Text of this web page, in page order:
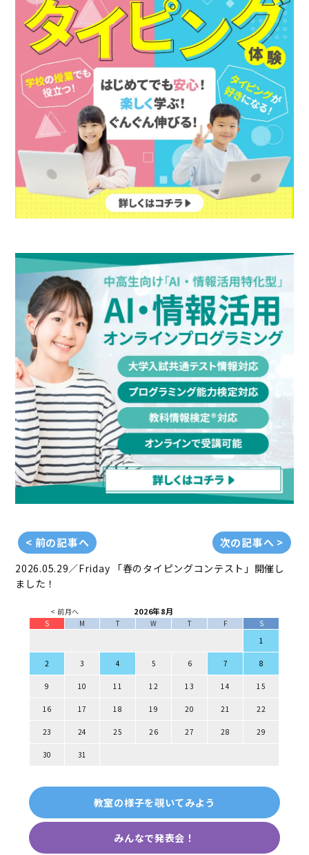
< 前の記事へ 次の記事へ >
2026.05.29／Friday
「春のタイピングコンテスト」開催し
ました！
< 前月へ 2026年8月
S M T W T F
S
1
2 3 4 5 6 7 8
9 10 11 12 13 14 15
16 17 18 19 20 21 22
23 24 25 26 27 28 29
30 31
教室の様子を覗いてみよう
みんなで発表会！